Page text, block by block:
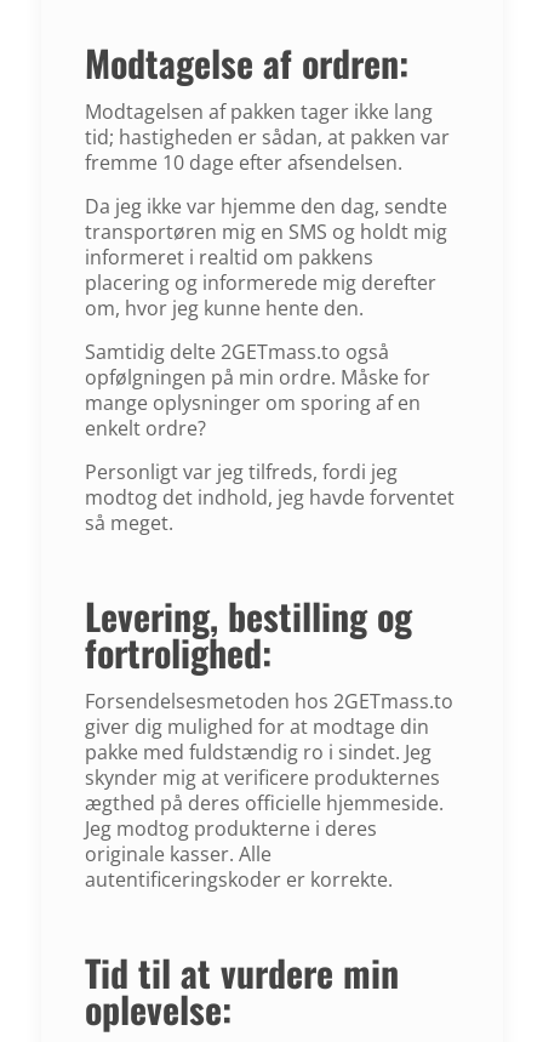
Modtagelse af ordren:
Modtagelsen af pakken tager ikke lang
tid; hastigheden er sådan, at pakken var
fremme 10 dage efter afsendelsen.
Da jeg ikke var hjemme den dag, sendte
transportøren mig en SMS og holdt mig
informeret i realtid om pakkens
placering og informerede mig derefter
om, hvor jeg kunne hente den.
Samtidig delte 2GETmass.to også
opfølgningen på min ordre. Måske for
mange oplysninger om sporing af en
enkelt ordre?
Personligt var jeg tilfreds, fordi jeg
modtog det indhold, jeg havde forventet
så meget.
Levering, bestilling og
fortrolighed:
Forsendelsesmetoden hos 2GETmass.to
giver dig mulighed for at modtage din
pakke med fuldstændig ro i sindet. Jeg
skynder mig at verificere produkternes
ægthed på deres officielle hjemmeside.
Jeg modtog produkterne i deres
originale kasser. Alle
autentificeringskoder er korrekte.
Tid til at vurdere min
oplevelse: